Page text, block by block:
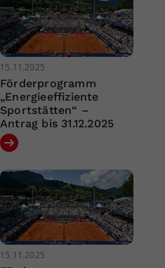
15.11.2025
Förderprogramm
„Energieeffiziente
Sportstätten“ –
Antrag bis 31.12.2025
15.11.2025